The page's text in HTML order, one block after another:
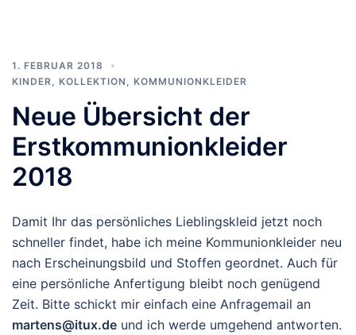
1. FEBRUAR 2018
KINDER
KOLLEKTION KOMMUNIONKLEIDER
Neue Übersicht der
Erstkommunionkleider
2018
Damit Ihr das persönliches Lieblingskleid jetzt noch
schneller findet, habe ich meine Kommunionkleider neu
nach Erscheinungsbild und Stoffen geordnet. Auch für
eine persönliche Anfertigung bleibt noch genügend
Zeit. Bitte schickt mir einfach eine Anfragemail an
martens@itux.de und ich werde umgehend antworten.